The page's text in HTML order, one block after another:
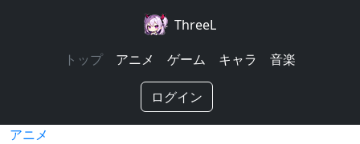
ThreeL
トップ
アニメ ゲーム キャラ 音楽
ログイン
アニメ